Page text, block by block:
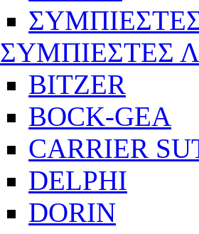
ΣΥΜΠΙΕΣΤΕΣ
BITZER
BOCK-GEA
CARRIER
DELPHI
DORIN